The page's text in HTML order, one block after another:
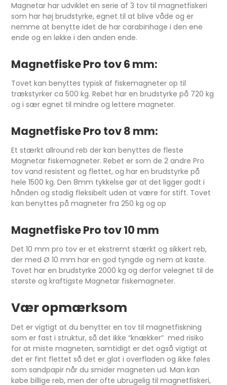
Magnetar har udviklet en serie af 3 tov til magnetfiskeri
som har høj brudstyrke, egnet til at blive våde og er
nemme at benytte idet de har carabinhage i den ene
ende og en løkke i den anden ende.
Magnetfiske Pro tov 6 mm:
Tovet kan benyttes typisk af fiskemagneter op til
trækstyrker ca 500 kg. Rebet har en brudstyrke på 720 kg
og i sær egnet til mindre og lettere magneter.
Magnetfiske Pro tov 8 mm:
Et stærkt allround reb der kan benyttes de fleste
Magnetar fiskemagneter. Rebet er som de 2 andre Pro
tov vand resistent og flettet, og har en brudstyrke på
hele 1500 kg. Den 8mm tykkelse gør at det ligger godt i
hånden og stadig fleksibelt uden at være for stift. Tovet
kan benyttes på magneter fra 250 kg og op
Magnetfiske Pro tov 10 mm
Det 10 mm pro tov er et ekstremt stærkt og sikkert reb,
der med Ø 10 mm har en god tyngde og nem at kaste.
Tovet har en brudstyrke 2000 kg og derfor velegnet til de
største og kraftigste Magnetar fiskemagneter.
Vær opmærksom
Det er vigtigt at du benytter en tov til magnetfiskning
som er fast i struktur, så det ikke “knækker” med risiko
for at miste magneten, samtidigt er det også vigtigt at
det er fint flettet så det er glat i overfladen og ikke føles
som sandpapir når du smider magneten ud. Man kan
købe billige reb, men der ofte ubrugelig til magnetfiskeri,